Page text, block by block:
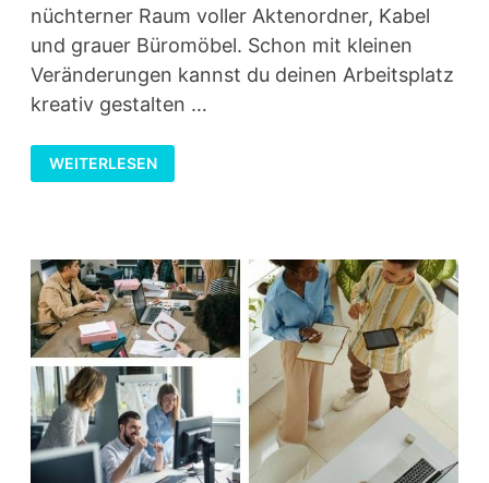
nüchterner Raum voller Aktenordner, Kabel
und grauer Büromöbel. Schon mit kleinen
Veränderungen kannst du deinen Arbeitsplatz
kreativ gestalten …
ARBEITSPLATZ
KREATIV
GESTALTEN:
BÜRO
UND
HOME-
OFFICE
WEITERLESEN